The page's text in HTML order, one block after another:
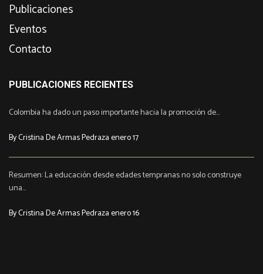
Publicaciones
Eventos
Contacto
PUBLICACIONES RECIENTES
Colombia ha dado un paso importante hacia la promoción de...
By Cristina De Armas Pedraza enero 17
Resumen: La educación desde edades tempranas no solo construye
una...
By Cristina De Armas Pedraza enero 16